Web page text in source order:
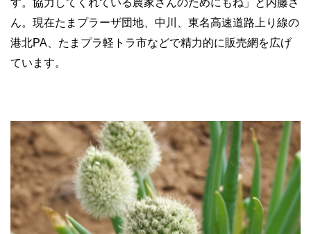
す。協力してくれている農家さんのためにもね」と内藤さ
ん。現在たまプラーザ団地、中川、東名高速道路上り線の
港北PA、たまプラ軽トラ市などで精力的に販売網を広げ
ています。